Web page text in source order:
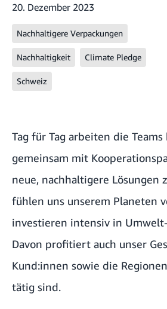
20. Dezember 2023
Nachhaltigere Verpackungen
Nachhaltigkeit Climate Pledge
Schweiz
Tag für Tag arbeiten die
gemeinsam mit
neue, nachhaltigere Lösungen
fühlen uns unserem Planeten
investieren intensiv in
Davon profitiert auch unser
Kund:innen sowie die
tätig sind.